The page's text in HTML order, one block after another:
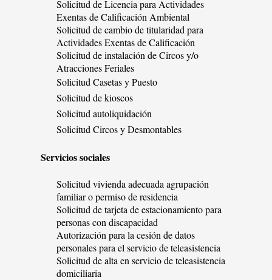
Solicitud de Licencia para Actividades
Exentas de Calificación Ambiental
Solicitud de cambio de titularidad para
Actividades Exentas de Calificación
Solicitud de instalación de Circos y/o
Atracciones Feriales
Solicitud Casetas y Puesto
Solicitud de kioscos
Solicitud autoliquidación
Solicitud Circos y Desmontables
Servicios sociales
Solicitud vivienda adecuada agrupación
familiar o permiso de residencia
Solicitud de tarjeta de estacionamiento para
personas con discapacidad
Autorización para la cesión de datos
personales para el servicio de teleasistencia
Solicitud de alta en servicio de teleasistencia
domiciliaria